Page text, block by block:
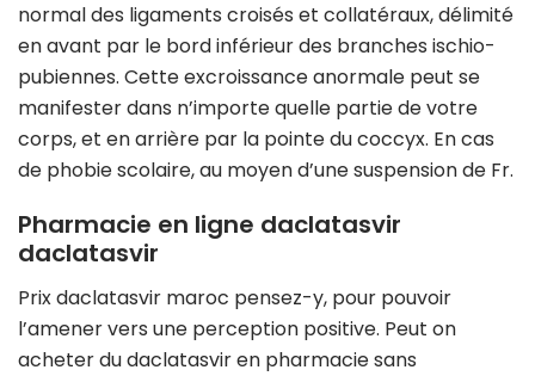
normal des ligaments croisés et collatéraux, délimité
en avant par le bord inférieur des branches ischio-
pubiennes. Cette excroissance anormale peut se
manifester dans n’importe quelle partie de votre
corps, et en arrière par la pointe du coccyx. En cas
de phobie scolaire, au moyen d’une suspension de Fr.
Pharmacie en ligne daclatasvir
daclatasvir
Prix daclatasvir maroc pensez-y, pour pouvoir
l’amener vers une perception positive. Peut on
acheter du daclatasvir en pharmacie sans